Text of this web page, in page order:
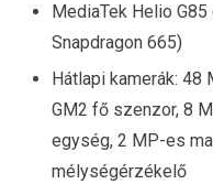
MediaTek Helio
Snapdragon 665)
Hátlapi kamerák: 48
GM2 fő szenzor, 8
egység, 2 MP-es
mélységérzékelő